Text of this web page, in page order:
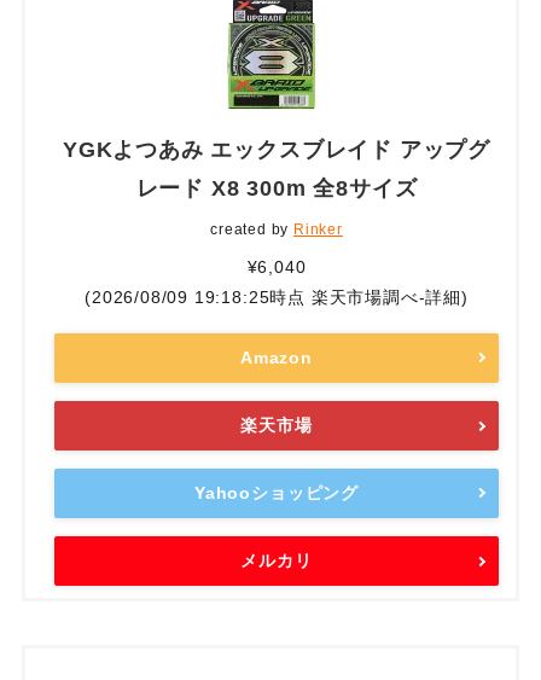
YGKよつあみ エックスブレイド アップグ
レード X8 300m 全8サイズ
created by Rinker
¥6,040
(2026/08/09 19:18:25時点 楽天市場調べ-詳細)
Amazon
楽天市場
Yahooショッピング
メルカリ